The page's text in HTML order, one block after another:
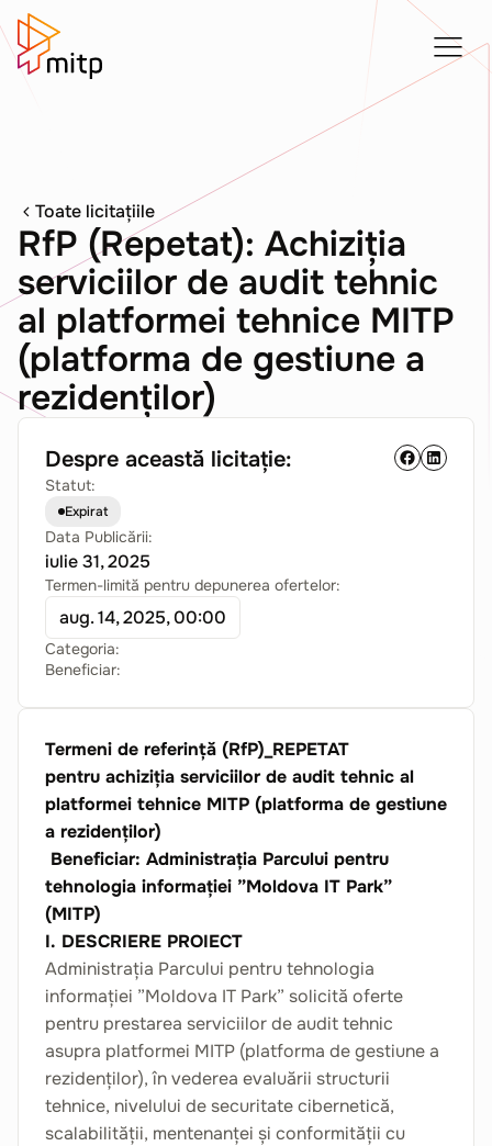
Toate licitațiile
RfP (Repetat): Achiziția
serviciilor de audit tehnic
al platformei tehnice MITP
(platforma de gestiune a
rezidenților)
Despre această licitație:
Statut:
Expirat
Data Publicării:
iulie 31, 2025
Termen-limită pentru depunerea ofertelor:
aug. 14, 2025, 00:00
Categoria:
Beneficiar:
Termeni de referință (RfP)_REPETAT
pentru achiziția serviciilor de audit tehnic al
platformei tehnice MITP (platforma de gestiune
a rezidenților)
Beneficiar: Administrația Parcului pentru
tehnologia informației ”Moldova IT Park”
(MITP)
I. DESCRIERE PROIECT
Administrația Parcului pentru tehnologia
informației ”Moldova IT Park” solicită oferte
pentru prestarea serviciilor de audit tehnic
asupra platformei MITP (platforma de gestiune a
rezidenților), în vederea evaluării structurii
tehnice, nivelului de securitate cibernetică,
scalabilității, mentenanței și conformității cu